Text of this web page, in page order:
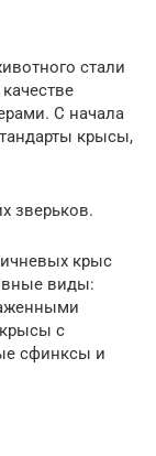
стали
С начала
крысы,
зверьков.
крыс
виды:
с
сфинксы и